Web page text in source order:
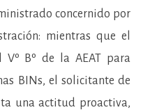
concernido por
mientras que el
Vº Bº de la AEAT para
BINs, el solicitante de
una actitud proactiva,